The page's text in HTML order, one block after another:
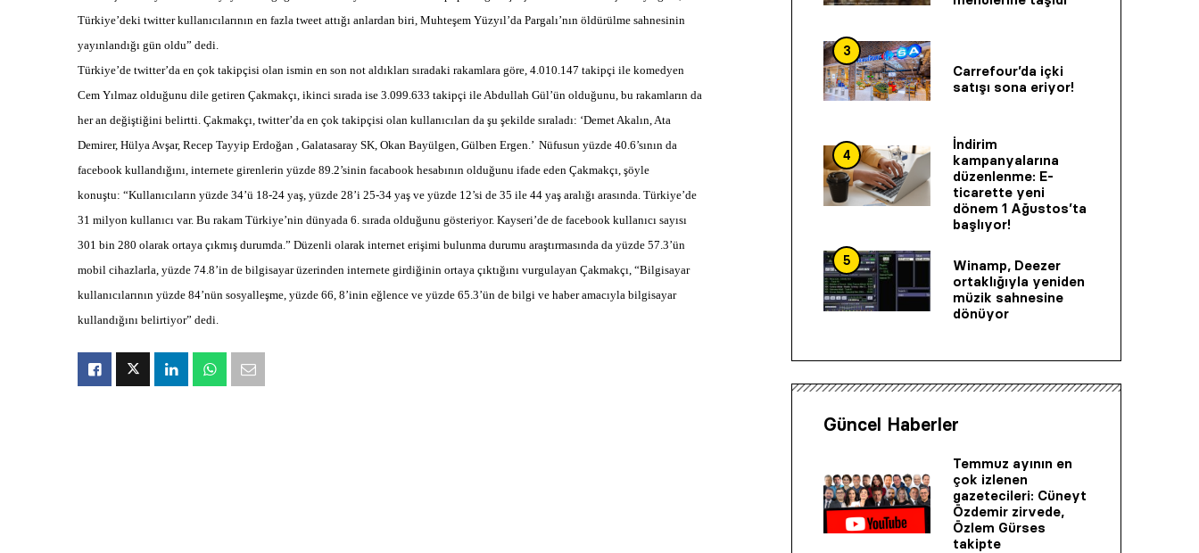
Türkiye’deki twitter kullanıcılarının en fazla tweet attığı anlardan biri, Muhteşem Yüzyıl’da Pargalı’nın öldürülme sahnesinin
yayınlandığı gün oldu” dedi.
Türkiye’de twitter’da en çok takipçisi olan ismin en son not aldıkları sıradaki rakamlara göre, 4.010.147 takipçi ile komedyen
Cem Yılmaz olduğunu dile getiren Çakmakçı, ikinci sırada ise 3.099.633 takipçi ile Abdullah Gül’ün olduğunu, bu rakamların da
her an değiştiğini belirtti. Çakmakçı, twitter’da en çok takipçisi olan kullanıcıları da şu şekilde sıraladı: ‘Demet Akalın, Ata
Demirer, Hülya Avşar, Recep Tayyip Erdoğan , Galatasaray SK, Okan Bayülgen, Gülben Ergen.’ Nüfusun yüzde 40.6’sının da
facebook kullandığını, internete girenlerin yüzde 89.2’sinin facabook hesabının olduğunu ifade eden Çakmakçı, şöyle
konuştu: “Kullanıcıların yüzde 34’ü 18-24 yaş, yüzde 28’i 25-34 yaş ve yüzde 12’si de 35 ile 44 yaş aralığı arasında. Türkiye’de
31 milyon kullanıcı var. Bu rakam Türkiye’nin dünyada 6. sırada olduğunu gösteriyor. Kayseri’de de facebook kullanıcı sayısı
301 bin 280 olarak ortaya çıkmış durumda.” Düzenli olarak internet erişimi bulunma durumu araştırmasında da yüzde 57.3’ün
mobil cihazlarla, yüzde 74.8’in de bilgisayar üzerinden internete girdiğinin ortaya çıktığını vurgulayan Çakmakçı, “Bilgisayar
kullanıcılarının yüzde 84’nün sosyalleşme, yüzde 66, 8’inin eğlence ve yüzde 65.3’ün de bilgi ve haber amacıyla bilgisayar
kullandığını belirtiyor” dedi.
3
Carrefour’da içki
satışı sona eriyor!
4
İndirim
kampanyalarına
düzenlenme: E-
ticarette yeni
dönem 1 Ağustos’ta
başlıyor!
5
Winamp, Deezer
ortaklığıyla yeniden
müzik sahnesine
dönüyor
Güncel Haberler
Temmuz ayının en
çok izlenen
gazetecileri: Cüneyt
Özdemir zirvede,
Özlem Gürses
takipte